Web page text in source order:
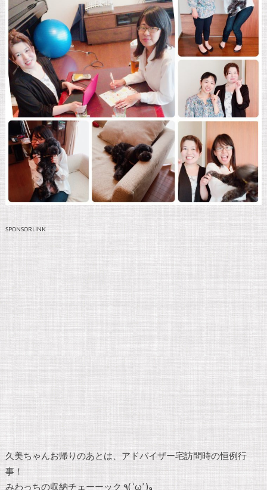
SPONSORLINK
久美ちゃんお帰りのあとは、アドバイザー宅訪問時の恒例行
事！
みわっちの収納チェーーック ٩( ‘ω’ )و